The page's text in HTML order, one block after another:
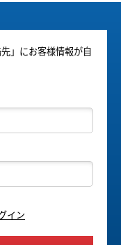
」にお客様情報が自
イン